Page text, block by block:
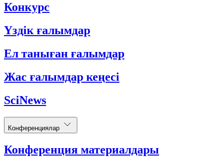
Конкурс
Үздік ғалымдар
Ел таныған ғалымдар
Жас ғалымдар кеңесі
SciNews
Конференциялар
Конференция материалдары